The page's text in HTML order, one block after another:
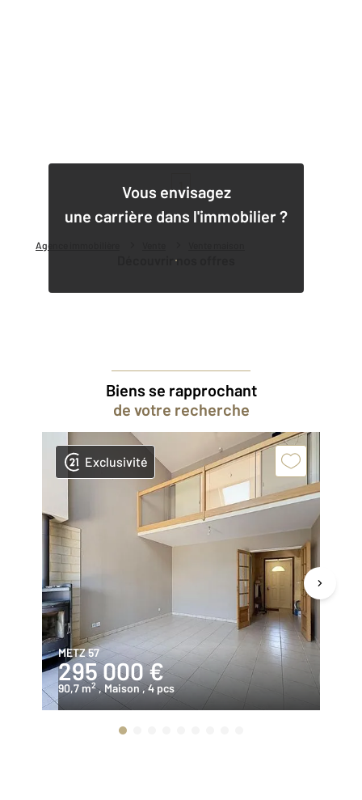
Agence immobilière
Vous envisagez
une carrière dans l'immobilier ?
Découvrir nos offres
Biens se rapprochant
de votre recherche
Exclusivité
METZ 57
295 000 €
90,7 m2 , Maison , 4 pcs